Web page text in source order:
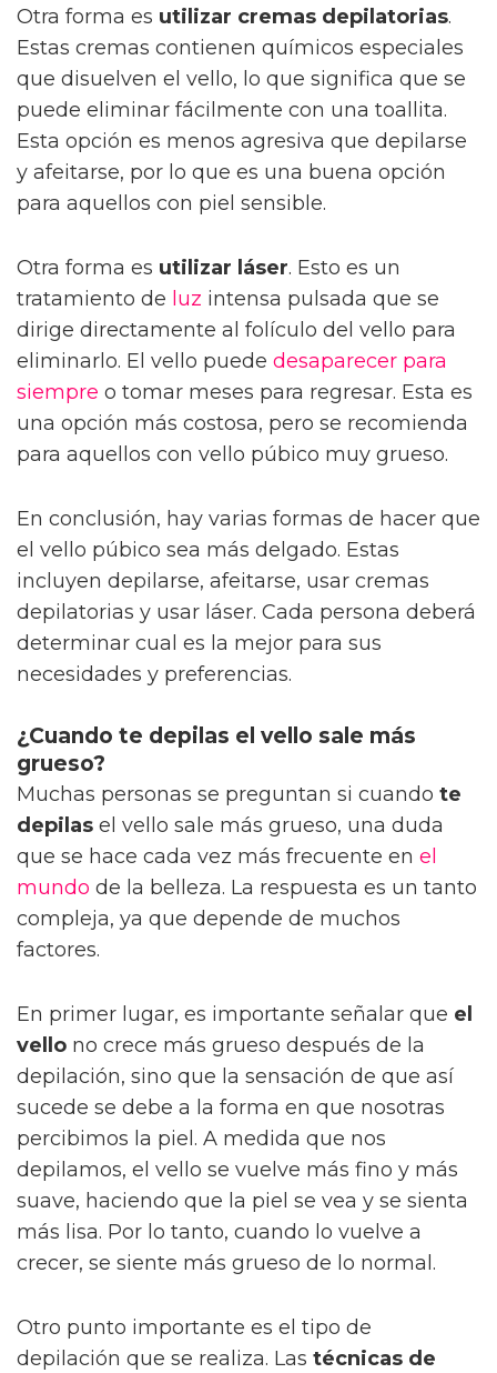
Otra forma es utilizar cremas depilatorias.
Estas cremas contienen químicos especiales
que disuelven el vello, lo que significa que se
puede eliminar fácilmente con una toallita.
Esta opción es menos agresiva que depilarse
y afeitarse, por lo que es una buena opción
para aquellos con piel sensible.
Otra forma es utilizar láser. Esto es un
tratamiento de luz intensa pulsada que se
dirige directamente al folículo del vello para
eliminarlo. El vello puede desaparecer para
siempre o tomar meses para regresar. Esta es
una opción más costosa, pero se recomienda
para aquellos con vello púbico muy grueso.
En conclusión, hay varias formas de hacer que
el vello púbico sea más delgado. Estas
incluyen depilarse, afeitarse, usar cremas
depilatorias y usar láser. Cada persona deberá
determinar cual es la mejor para sus
necesidades y preferencias.
¿Cuando te depilas el vello sale más
grueso?
Muchas personas se preguntan si cuando te
depilas el vello sale más grueso, una duda
que se hace cada vez más frecuente en el
mundo de la belleza. La respuesta es un tanto
compleja, ya que depende de muchos
factores.
En primer lugar, es importante señalar que el
vello no crece más grueso después de la
depilación, sino que la sensación de que así
sucede se debe a la forma en que nosotras
percibimos la piel. A medida que nos
depilamos, el vello se vuelve más fino y más
suave, haciendo que la piel se vea y se sienta
más lisa. Por lo tanto, cuando lo vuelve a
crecer, se siente más grueso de lo normal.
Otro punto importante es el tipo de
depilación que se realiza. Las técnicas de